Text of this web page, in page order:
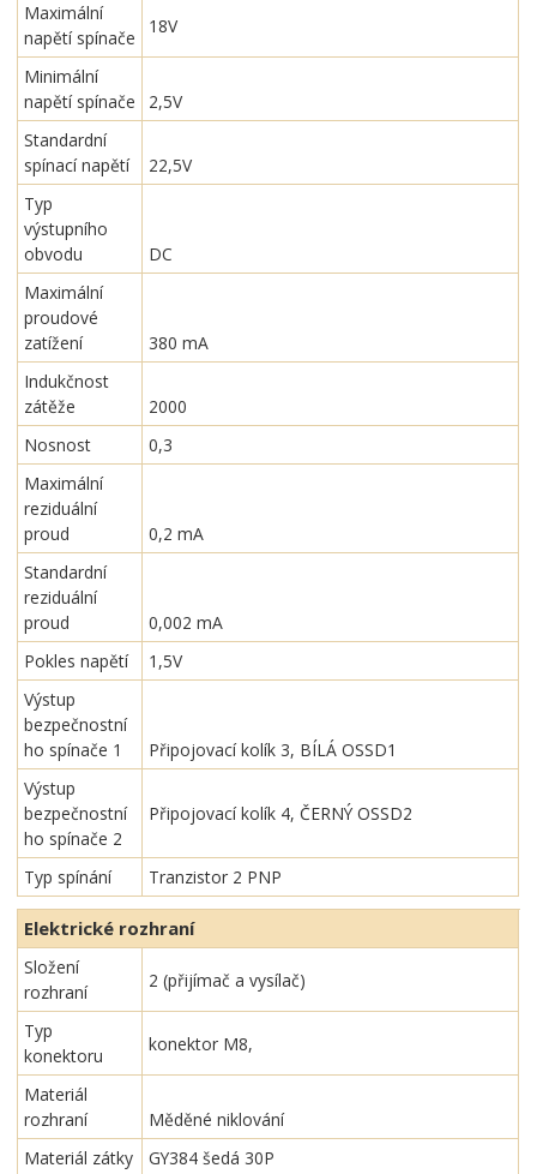
Maximální
napětí spínače
18V
Minimální
napětí spínače
2,5V
Standardní
spínací napětí
22,5V
Typ
výstupního
obvodu
DC
Maximální
proudové
zatížení
380 mA
Indukčnost
zátěže
2000
Nosnost
0,3
Maximální
reziduální
proud
0,2 mA
Standardní
reziduální
proud
0,002 mA
Pokles napětí
1,5V
Výstup
bezpečnostní
ho spínače 1
Připojovací kolík 3, BÍLÁ OSSD1
Výstup
bezpečnostní
ho spínače 2
Připojovací kolík 4, ČERNÝ OSSD2
Typ spínání Tranzistor 2 PNP
Elektrické rozhraní
Složení
rozhraní
2 (přijímač a vysílač)
Typ
konektoru
konektor M8,
Materiál
rozhraní
Měděné niklování
Materiál zátky
GY384 šedá 30P